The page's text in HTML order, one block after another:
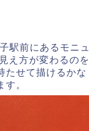
駅前にあるモニュ
え方が変わるのを
たせて描けるかな
。